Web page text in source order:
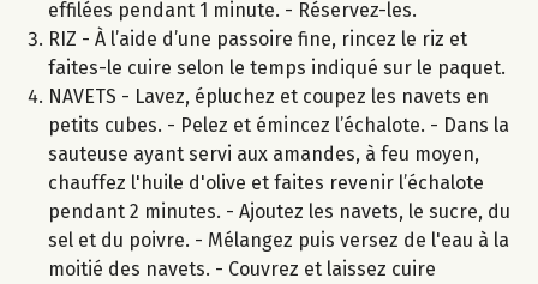
effilées pendant 1 minute. - Réservez-les.
RIZ - À l’aide d’une passoire fine, rincez le riz et
faites-le cuire selon le temps indiqué sur le paquet.
NAVETS - Lavez, épluchez et coupez les navets en
petits cubes. - Pelez et émincez l’échalote. - Dans la
sauteuse ayant servi aux amandes, à feu moyen,
chauffez l'huile d'olive et faites revenir l’échalote
pendant 2 minutes. - Ajoutez les navets, le sucre, du
sel et du poivre. - Mélangez puis versez de l'eau à la
moitié des navets. - Couvrez et laissez cuire